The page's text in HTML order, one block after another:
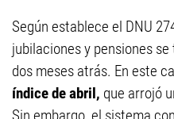
Según establece el DNU
jubilaciones y pensiones se
dos meses atrás. En este
índice de abril, que arrojó